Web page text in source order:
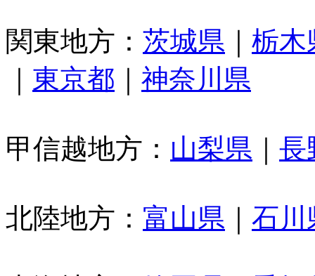
関東地方： 茨城県
栃木
東京都 神奈川県
甲信越地方： 山梨県 長
北陸地方： 富山県 石川